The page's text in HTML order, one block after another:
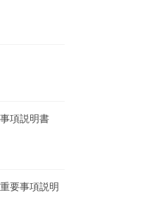
項説明書
要事項説明